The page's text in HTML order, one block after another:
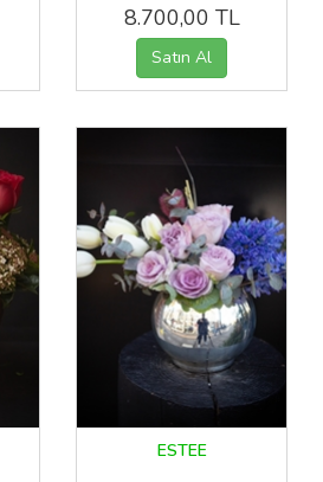
8.700,00 TL
ESTEE